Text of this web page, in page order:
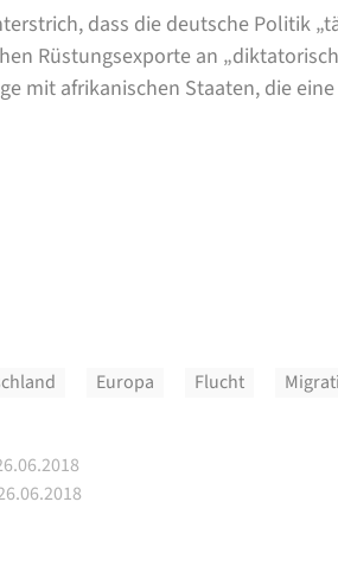
dass die deutsche Politik
Rüstungsexporte an
mit afrikanischen Staaten, die
Europa Flucht